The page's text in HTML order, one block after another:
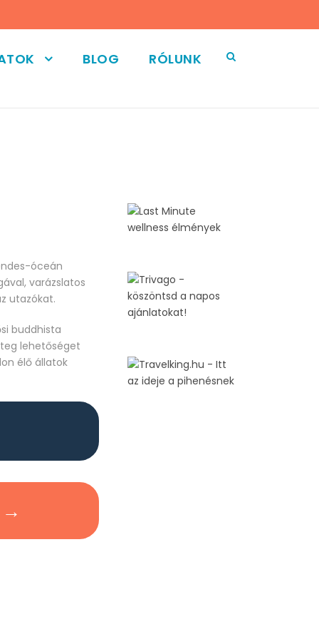
BLOG RÓLUNK
óceán
varázslatos
utazókat.
buddhista
lehetőséget
élő állatok
→